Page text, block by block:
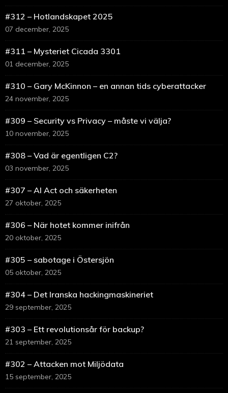
#312 – Hotlandskapet 2025
07 december, 2025
#311 – Mysteriet Cicada 3301
01 december, 2025
#310 – Gary McKinnon – en annan tids cyberattacker
24 november, 2025
#309 – Security vs Privacy – måste vi välja?
10 november, 2025
#308 – Vad är egentligen C2?
03 november, 2025
#307 – AI Act och säkerheten
27 oktober, 2025
#306 – När hotet kommer inifrån
20 oktober, 2025
#305 – sabotage i Östersjön
05 oktober, 2025
#304 – Det Iranska hackingmaskineriet
29 september, 2025
#303 – Ett revolutionsår för backup?
21 september, 2025
#302 – Attacken mot Miljödata
15 september, 2025